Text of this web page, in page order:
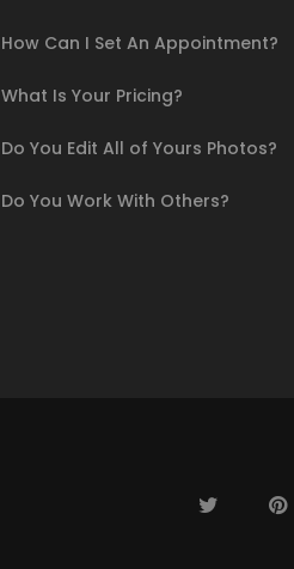
How Can I Set An Appointment?
What Is Your Pricing?
Do You Edit All of Yours Photos?
Do You Work With Others?